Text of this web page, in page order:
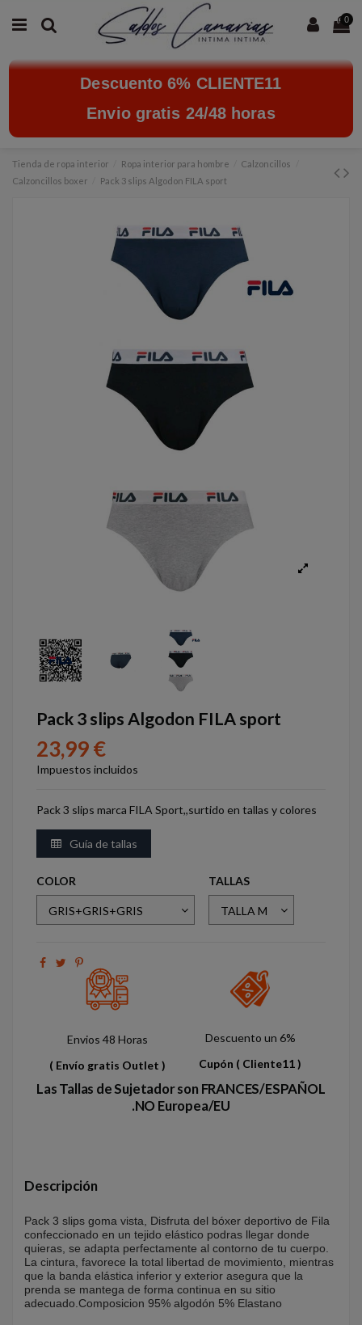
0
Descuento 6% CLIENTE11
Envio gratis 24/48 horas
Tienda de ropa interior Ropa interior para hombre
Calzoncillos
Calzoncillos boxer
Pack 3 slips Algodon FILA sport
Pack 3 slips Algodon FILA sport
23,99 €
Impuestos incluidos
Pack 3 slips marca FILA Sport,,surtido en tallas y colores
Guía de tallas
COLOR TALLAS
Envios 48 Horas
( Envío gratis Outlet )
Descuento un 6%
Cupón ( Cliente11 )
Las Tallas de Sujetador son FRANCES/ESPAÑOL
.NO Europea/EU
Descripción
Pack 3 slips goma vista, Disfruta del bóxer deportivo de Fila
confeccionado en un tejido elástico podras llegar donde
quieras, se adapta perfectamente al contorno de tu cuerpo.
La cintura, favorece la total libertad de movimiento, mientras
que la banda elástica inferior y exterior asegura que la
prenda se mantega de forma continua en su sitio
adecuado.Composicion 95% algodón 5% Elastano